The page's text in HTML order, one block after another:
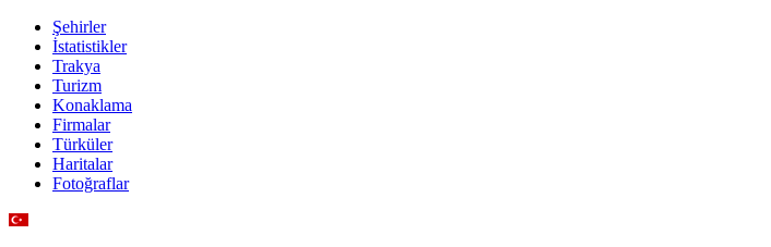
Şehirler
İstatistikler
Trakya
Turizm
Konaklama
Firmalar
Türküler
Haritalar
Fotoğraflar